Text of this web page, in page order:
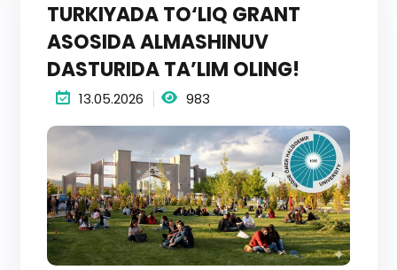
TURKIYADA TO‘LIQ GRANT
ASOSIDA ALMASHINUV
DASTURIDA TA’LIM OLING!
13.05.2026 983